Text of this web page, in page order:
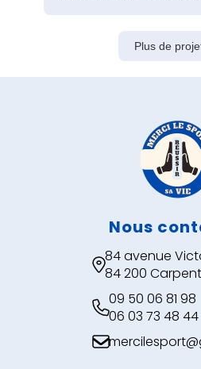
Plus de
Nous
84 avenue
84 200
09 50 06 81 98
06 03 73 48 44
